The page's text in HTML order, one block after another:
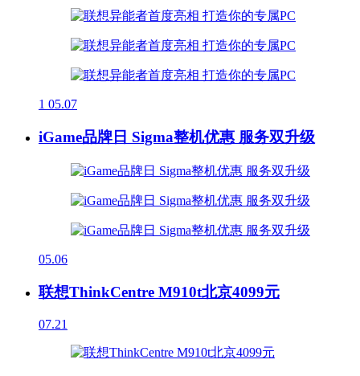
1 05.07
iGame品牌日 Sigma整机优惠 服务双升级
05.06
联想ThinkCentre M910t北京4099元
07.21